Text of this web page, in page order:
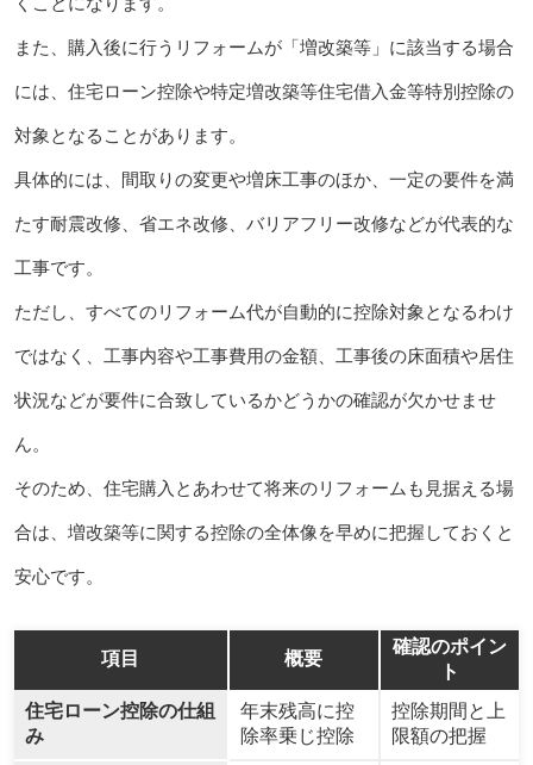
また、購入後に行うリフォームが「増改築等」に該当する場合
には、住宅ローン控除や特定増改築等住宅借入金等特別控除の
対象となることがあります。
具体的には、間取りの変更や増床工事のほか、一定の要件を満
たす耐震改修、省エネ改修、バリアフリー改修などが代表的な
工事です。
ただし、すべてのリフォーム代が自動的に控除対象となるわけ
ではなく、工事内容や工事費用の金額、工事後の床面積や居住
状況などが要件に合致しているかどうかの確認が欠かせませ
ん。
そのため、住宅購入とあわせて将来のリフォームも見据える場
合は、増改築等に関する控除の全体像を早めに把握しておくと
安心です。
項目 概要
確認のポイン
ト
住宅ローン控除の仕組
み
年末残高に控
除率乗じ控除
控除期間と上
限額の把握